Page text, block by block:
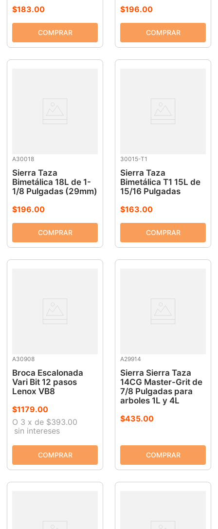
$183.00
$196.00
A30018
Sierra Taza
Bimetálica 18L de 1-
1/8 Pulgadas (29mm)
$196.00
30015-T1
Sierra Taza
Bimetálica T1 15L de
15/16 Pulgadas
$163.00
A30908
Broca Escalonada
Vari Bit 12 pasos
Lenox VB8
$1179.00
O 3 x de $393.00
sin intereses
A29914
Sierra Sierra Taza
14CG Master-Grit de
7/8 Pulgadas para
arboles 1L y 4L
$435.00